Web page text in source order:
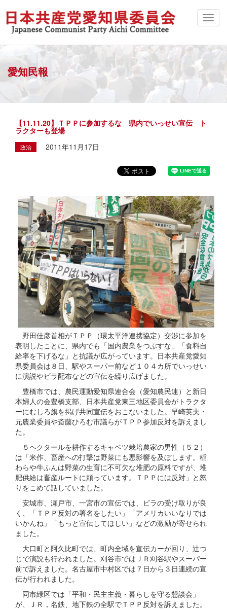
愛知民報
【11.11.20】ＴＰＰに参加するな 県内でいっせい宣伝 ト
ラクターも登場
政治 2011年11月17日
野田佳彦首相がＴＰＰ（環太平洋連携協定）交渉に参加を
表明したことに、県内でも「国内農業をつぶすな」「食料自
給率を下げるな」と抗議が広がっています。日本共産党愛知
県委員会は８日、駅やスーパー前など１０４カ所でいっせい
に演説やビラ配布などの宣伝を繰り広げました。
豊橋市では、農民運動愛知県連合会（愛知農民連）と新日
本婦人の会豊橋支部、日本共産党東三地区委員会がトラクタ
ーにむしろ旗を掲げ共同宣伝をおこないました。早崎英夫・
元農業委員や斎藤ひろむ市議らがＴＰＰ参加反対を訴えまし
た。
５ヘクタールを耕作するキャベツ栽培農家の男性（５２）
は「米作、畜産への打撃は野菜にも悪影響を及ぼします。稲
わらや牛ふんは野菜の生育に不可欠な堆肥の原料ですが、堆
肥供給は畜産ルートに頼っています。ＴＰＰには反対」と怒
りをこめて話していました。
安城市、瀬戸市、一宮市の宣伝では、ビラの受け取りが良
く、「ＴＰＰ反対の署名をしたい」「アメリカいいなりでは
いかんね」「もっと宣伝してほしい」などの激励が寄せられ
ました。
大口町と阿久比町では、町内全域を宣伝カーが回り、辻つ
じで演説も行われました。刈谷市ではＪＲ刈谷駅やスーパー
前で訴えました。名古屋市中村区では７日から３日連続の宣
伝が行われました。
同市緑区では「平和・民主主義・暮らしを守る懇談会」
が、ＪＲ，名鉄、地下鉄の全駅でＴＰＰ反対を訴えました。